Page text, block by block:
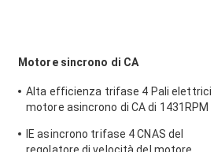
Motore sincrono di CA
Alta efficienza trifase 4 Pali elettrici
motore asincrono di CA di 1431RPM
IE asincrono trifase 4 CNAS del